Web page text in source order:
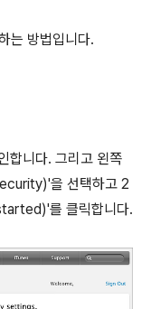
는 방법입니다.
합니다. 그리고 왼쪽
을 선택하고 2
를 클릭합니다.